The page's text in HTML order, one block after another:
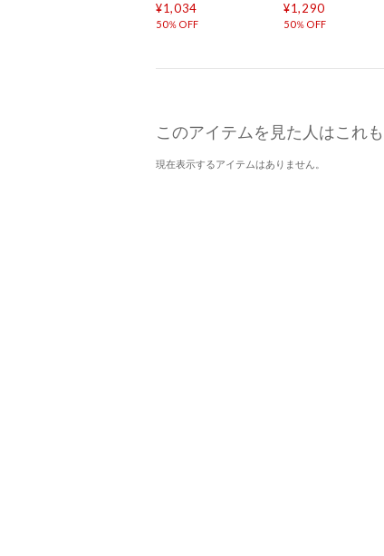
¥1,034
50％OFF
¥1,290
50％OFF
このアイテムを見た人はこれ
現在表示するアイテムはありません。